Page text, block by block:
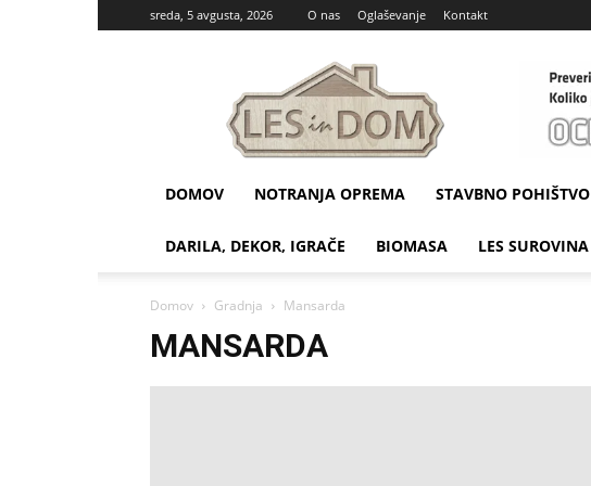
sreda, 5 avgusta, 2026 O nas Oglaševanje Kontakt
Les
in
dom
DOMOV NOTRANJA OPREMA STAVBNO POHIŠTVO
DARILA, DEKOR, IGRAČE BIOMASA LES SUROVINA
Domov Gradnja Mansarda
MANSARDA